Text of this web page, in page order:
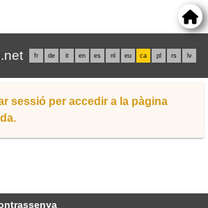
fr de it en es nl eu ca pl rs lv
sessió per accedir a la pàgina